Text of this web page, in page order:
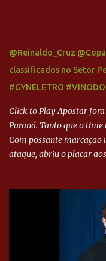
@Reinaldo_Cruz
classificados no Setor
#GYNELETRO
Click to Play Apostar
Paraná. Tanto que o
Com possante marcação
ataque, abriu o placar
Paraná ampliou a
desviou cruzamento de
direito de Harlei. O
bola, mas não o
Goiás era nulo, tanto que